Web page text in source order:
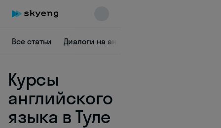
Все статьи Диалоги на английском
Курсы
английского
языка в Туле